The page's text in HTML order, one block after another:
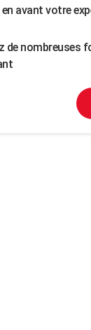
avant votre
de nombreuses